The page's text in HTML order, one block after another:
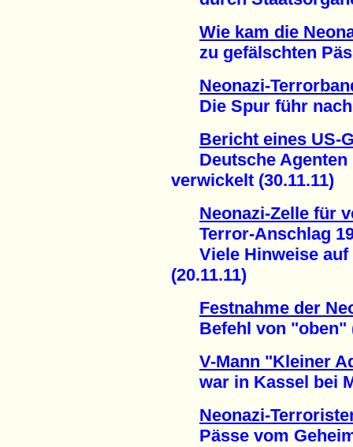
Wie kam die
zu gefälschten
Neonazi-
Die Spur führ nach
Bericht eines US-
Deutsche Agenten
verwickelt (30.11.11)
Neonazi-Zelle für
Terror-Anschlag
Viele Hinweise auf
(20.11.11)
Festnahme der
Befehl von "oben"
V-Mann "Kleiner
war in Kassel bei
Neonazi-
Pässe vom